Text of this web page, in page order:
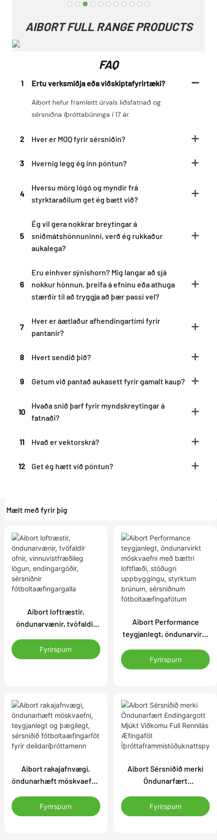
AIBORT FULL RANGE PRODUCTS
FAQ
1 Ertu verksmiðja eða viðskiptafyrirtæki?
Aibort hefur framleitt úrvals liðsfatnað og
sérsniðna íþróttabúninga í 17 ár.
2 Hver er MOQ fyrir sérsniðin?
3 Hvernig legg ég inn pöntun?
4
Hversu mörg lógó og myndir frá
styrktaraðilum get ég bætt við?
5
Ég vil gera nokkrar breytingar á
sniðmátshönnuninni, verð ég rukkaður
aukalega?
6
Eru einhver sýnishorn? Mig langar að sjá
nokkur hönnun, þreifa á efninu eða athuga
stærðir til að tryggja að þær passi vel?
7
Hver er áætlaður afhendingartími fyrir
pantanir?
8 Hvert sendið þið?
9 Getum við pantað aukasett fyrir gamalt kaup?
10
Hvaða snið þarf fyrir myndskreytingar á
fatnaði?
11 Hvað er vektorskrá?
12 Get ég hætt við pöntun?
Mælt með fyrir þig
Aibort loftræstir,
öndunarvænir, tvöfaldir
lögun, endingargóðir,
sérsniðnir
Fyrirspurn
Aibort Performance
teygjanlegt, öndunarvirkt
loftflæði, stöðugri
uppbyggingu, styrktum
Fyrirspurn
Aibort rakajafnvægi,
öndunarhæft möskvaefni,
sérsniðið
fótboltaæfingarföt fyrir
Fyrirspurn
Aibort Sérsniðið merki
Öndunarfært
Viðkomu Full Rennilás
Æfingaföt
Fyrirspurn